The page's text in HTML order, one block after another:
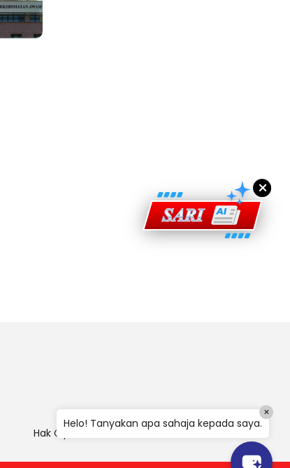
×
Hak Cipta Penafian Polisi Keselamatan
Helo! Tanyakan apa sahaja kepada saya.
×